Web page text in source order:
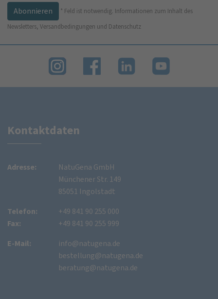
* Feld ist notwendig. Informationen zum Inhalt des
Newsletters, Versandbedingungen und Datenschutz
Kontaktdaten
Adresse:
NatuGena GmbH
Münchener Str. 149
85051 Ingolstadt
Telefon:
Fax:
+49 841 90 255 000
+49 841 90 255 999
E-Mail:
info@natugena.de
bestellung@natugena.de
beratung@natugena.de